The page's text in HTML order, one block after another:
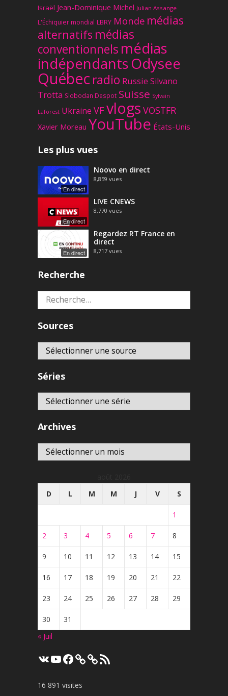
Israël Jean-Dominique Michel Julian Assange
L'Échiquier mondial LBRY Monde médias
alternatifs médias
conventionnels médias
indépendantsOdysee
Québec radio Russie Silvano
Trotta Slobodan Despot Suisse Sylvain
Laforest Ukraine VFvlogs VOSTFR
Xavier Moreau YouTube États-Unis
Les plus vues
En direct
Noovo en direct
8,859 vues
En direct
LIVE CNEWS
8,770 vues
En direct
Regardez RT France en
direct
8,717 vues
Recherche
Rechercher :
Sources
Séries
Archives
Archives
D
L M M J V S
1
2 3 4 5 6 7 8
9 10 11 12 13 14 15
16 17 18 19 20 21 22
23 24 25 26 27 28 29
30
31
« Juil
VK YouTube
Facebook Flux
RSS
16 891 visites